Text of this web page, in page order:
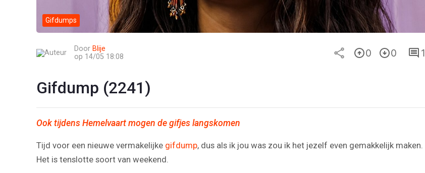
Gifdumps
Door Blije
op 14/05 18:08
0 0 1
Gifdump (2241)
Ook tijdens Hemelvaart mogen de gifjes langskomen
Tijd voor een nieuwe vermakelijke gifdump, dus als ik jou was zou ik het jezelf even gemakkelijk maken.
Het is tenslotte soort van weekend.